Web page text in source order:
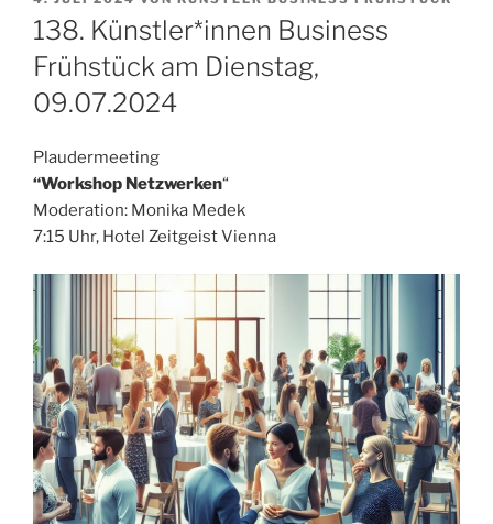
AM
138. Künstler*innen Business
Frühstück am Dienstag,
09.07.2024
Plaudermeeting
“Workshop Netzwerken“
Moderation: Monika Medek
7:15 Uhr, Hotel Zeitgeist Vienna